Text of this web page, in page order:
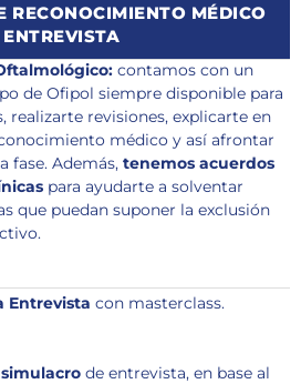
RECONOCIMIENTO MÉDICO
ENTREVISTA
contamos con un
de Ofipol siempre disponible para
realizarte revisiones, explicarte en
médico y así afrontar
fase. Además,tenemos acuerdos
para ayudarte a solventar
que puedan suponer la exclusión
Entrevista con masterclass.
simulacro de entrevista, en base al